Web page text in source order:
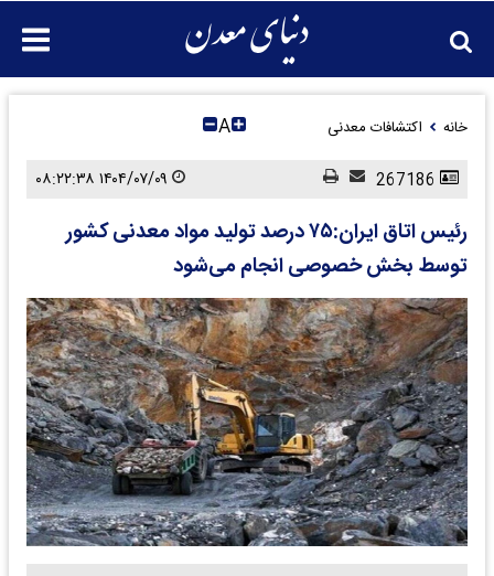
خانه اکتشافات معدنی A
رئیس اتاق ایران:۷۵ درصد تولید مواد معدنی کشور
توسط بخش خصوصی انجام می‌شود